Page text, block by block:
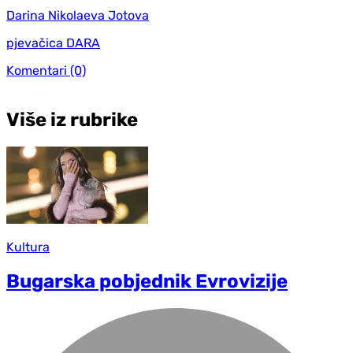
Darina Nikolaeva Jotova
pjevačica DARA
Komentari (0)
Više iz rubrike
Kultura
Bugarska pobjednik Evrovizije